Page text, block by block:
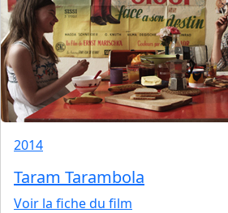
2014
Taram Tarambola
Voir la fiche du film